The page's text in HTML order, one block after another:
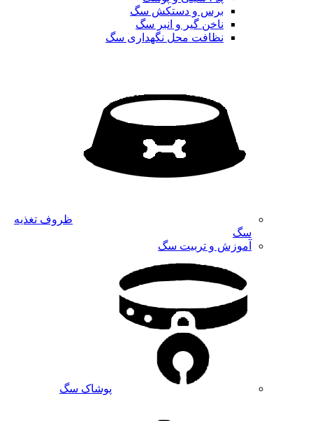
برس و دستکش سگ
ناخن گیر و انبر سگ
نظافت محل نگهداری سگ
ظروف تغذیه
سگ
آموزش و تربیت سگ
پوشاک سگ